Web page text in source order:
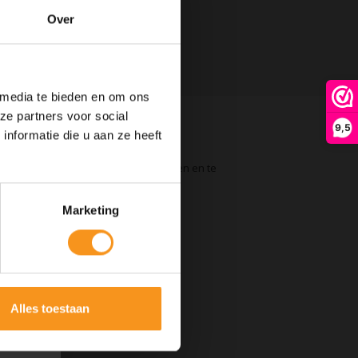
Over
te bieden en om ons
partners voor social
die u aan ze heeft
Marketing
Alles toestaan
9,5
beschadigd haar te versterken en te
achter te laten.